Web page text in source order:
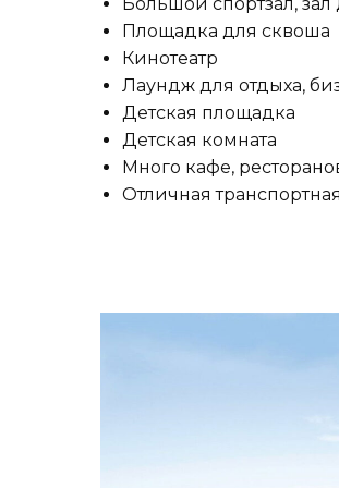
Площадка для сквоша
Кинотеатр
Лаундж для отдыха,
Детская площадка
Детская комната
Много кафе,
Отличная